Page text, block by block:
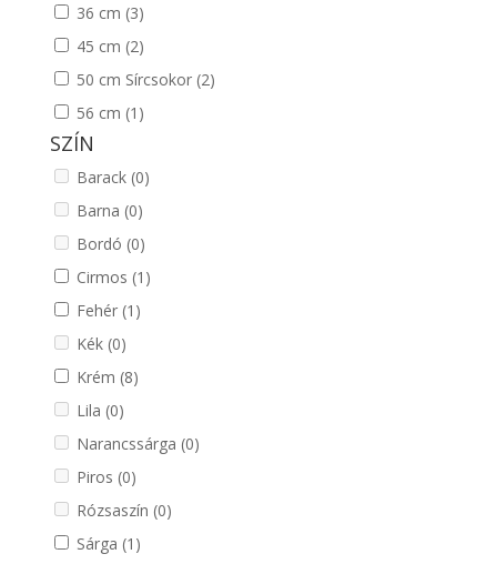
36 cm (3)
45 cm (2)
50 cm Sírcsokor (2)
56 cm (1)
SZÍN
Barack (0)
Barna (0)
Bordó (0)
Cirmos (1)
Fehér (1)
Kék (0)
Krém (8)
Lila (0)
Narancssárga (0)
Piros (0)
Rózsaszín (0)
Sárga (1)